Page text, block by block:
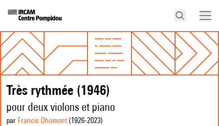
Très rythmée (1946)
pour deux violons et piano
par Francis Dhomont(1926-2023)